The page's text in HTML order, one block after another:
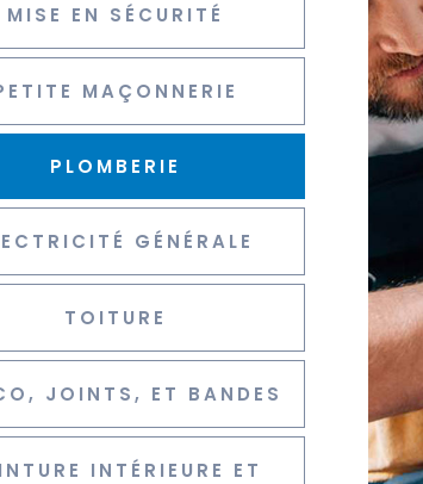
MISE EN SÉCURITÉ
MAÇONNERIE
PLOMBERIE
GÉNÉRALE
TOITURE
JOINTS, ET BANDES
INTÉRIEURE ET